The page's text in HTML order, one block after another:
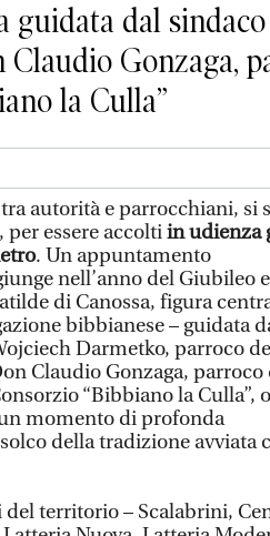
guidata dal
Gonzaga,
la Culla”
autorità e parrocchiani, si
per essere accoltiin udienza
. Un appuntamento
nell’anno del Giubileo
di Canossa, figura
bibbianese – guidata
Darmetko, parroco
Claudio Gonzaga, parroco
“Bibbiano la Culla”,
momento di profonda
della tradizione avviata
territorio – Scalabrini,